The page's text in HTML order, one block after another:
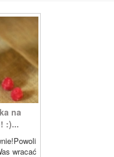
na
:)...
wracać